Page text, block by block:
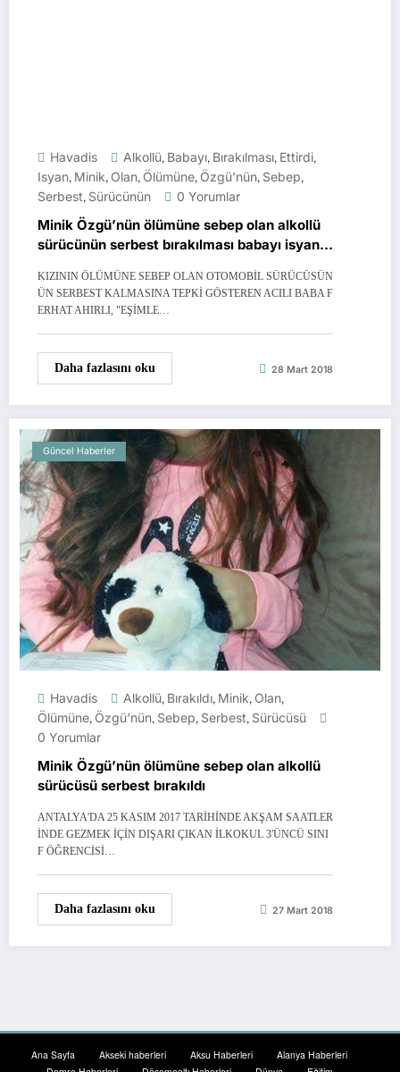
Havadis Alkollü, Babayı, Bırakılması, Ettirdi,
Isyan, Minik, Olan, Ölümüne, Özgü’nün, Sebep,
Serbest, Sürücünün 0 Yorumlar
Minik Özgü’nün ölümüne sebep olan alkollü
sürücünün serbest bırakılması babayı isyan
KIZININ ÖLÜMÜNE SEBEP OLAN OTOMOBİL SÜRÜCÜSÜN
ÜN SERBEST KALMASINA TEPKİ GÖSTEREN ACILI BABA F
ERHAT AHIRLI, "EŞİMLE…
Daha fazlasını oku 28 Mart 2018
Güncel Haberler
Havadis Alkollü, Bırakıldı, Minik, Olan,
Ölümüne, Özgü’nün, Sebep, Serbest, Sürücüsü
0 Yorumlar
Minik Özgü’nün ölümüne sebep olan alkollü
sürücüsü serbest bırakıldı
ANTALYA'DA 25 KASIM 2017 TARİHİNDE AKŞAM SAATLER
İNDE GEZMEK İÇİN DIŞARI ÇIKAN İLKOKUL 3'ÜNCÜ SINI
F ÖĞRENCİSİ…
Daha fazlasını oku 27 Mart 2018
Ana Sayfa Akseki haberleri Aksu Haberleri
Alanya Haberleri